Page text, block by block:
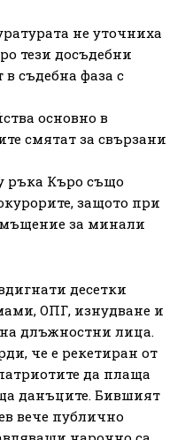
не уточниха
тези досъдебни
съдебна фаза с
основно в
смятат за свързани
ръка Къро също
защото при
за минали
десетки
ОПГ, изнудване и
длъжностни лица.
че е рекетиран от
да плаща
данъците. Бившият
вече публично